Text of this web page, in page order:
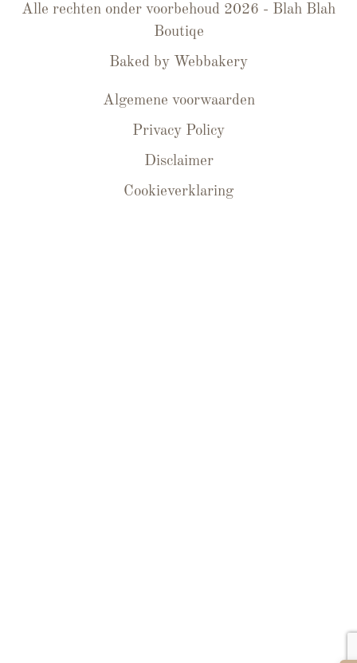
Alle rechten onder voorbehoud 2026 - Blah Blah
Boutiqe
Baked by Webbakery
Algemene voorwaarden
Privacy Policy
Disclaimer
Cookieverklaring